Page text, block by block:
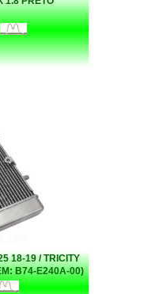
18-19 / TRICITY
B74-E240A-00)